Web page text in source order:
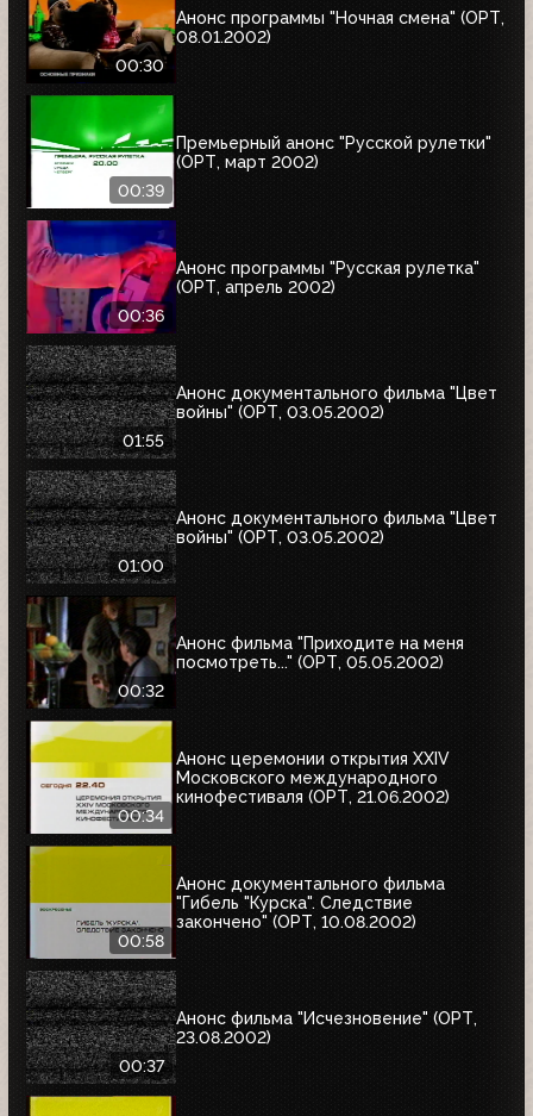
00:30
Анонс программы "Ночная смена" (ОРТ,
08.01.2002)
00:39
Премьерный анонс "Русской рулетки"
(ОРТ, март 2002)
00:36
Анонс программы "Русская рулетка"
(ОРТ, апрель 2002)
01:55
Анонс документального фильма "Цвет
войны" (ОРТ, 03.05.2002)
01:00
Анонс документального фильма "Цвет
войны" (ОРТ, 03.05.2002)
00:32
Анонс фильма "Приходите на меня
посмотреть..." (ОРТ, 05.05.2002)
00:34
Анонс церемонии открытия XXIV
Московского международного
кинофестиваля (ОРТ, 21.06.2002)
00:58
Анонс документального фильма
"Гибель "Курска". Следствие
закончено" (ОРТ, 10.08.2002)
00:37
Анонс фильма "Исчезновение" (ОРТ,
23.08.2002)